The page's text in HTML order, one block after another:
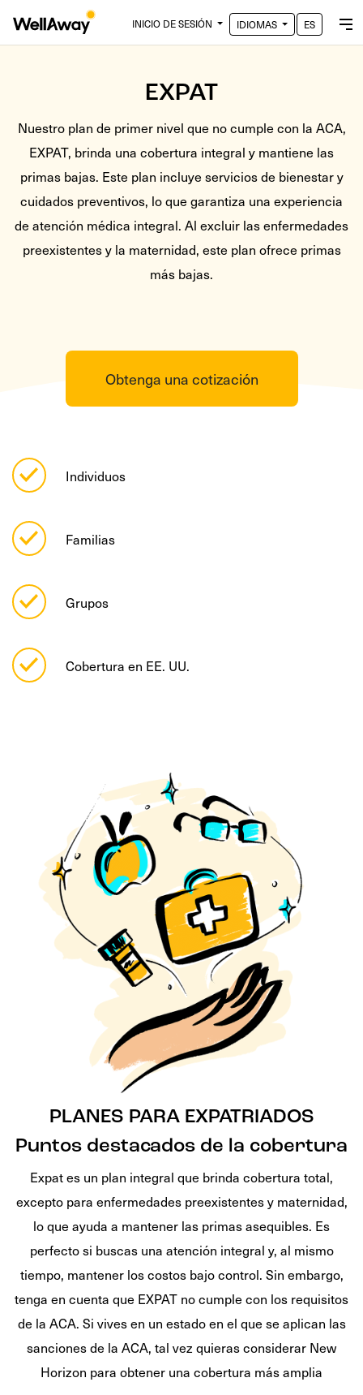
INICIO DE SESIÓN IDIOMAS ES
EXPAT
Nuestro plan de primer nivel que no cumple con la ACA,
EXPAT, brinda una cobertura integral y mantiene las
primas bajas. Este plan incluye servicios de bienestar y
cuidados preventivos, lo que garantiza una experiencia
de atención médica integral. Al excluir las enfermedades
preexistentes y la maternidad, este plan ofrece primas
más bajas.
Obtenga una cotización
Individuos
Familias
Grupos
Cobertura en EE. UU.
PLANES PARA EXPATRIADOS
Puntos destacados de la cobertura
Expat es un plan integral que brinda cobertura total,
excepto para enfermedades preexistentes y maternidad,
lo que ayuda a mantener las primas asequibles. Es
perfecto si buscas una atención integral y, al mismo
tiempo, mantener los costos bajo control. Sin embargo,
tenga en cuenta que EXPAT no cumple con los requisitos
de la ACA. Si vives en un estado en el que se aplican las
sanciones de la ACA, tal vez quieras considerar New
Horizon para obtener una cobertura más amplia